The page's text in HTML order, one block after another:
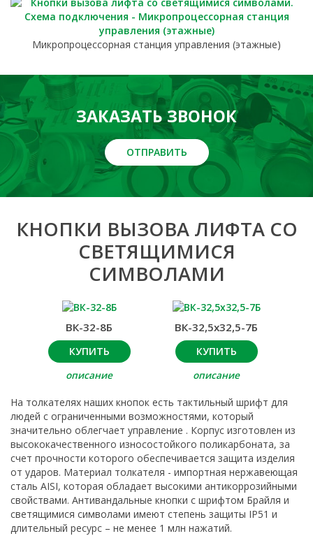
Микропроцессорная станция управления (этажные)
ЗАКАЗАТЬ ЗВОНОК
ОТПРАВИТЬ
КНОПКИ ВЫЗОВА ЛИФТА СО
СВЕТЯЩИМИСЯ
СИМВОЛАМИ
ВК-32-8Б
КУПИТЬ
описание
ВК-32,5x32,5-7Б
КУПИТЬ
описание
На толкателях наших кнопок есть тактильный шрифт для
людей с ограниченными возможностями, который
значительно облегчает управление . Корпус изготовлен из
высококачественного износостойкого поликарбоната, за
счет прочности которого обеспечивается защита изделия
от ударов. Материал толкателя - импортная нержавеющая
сталь AISI, которая обладает высокими антикоррозийными
свойствами. Антивандальные кнопки с шрифтом Брайля и
светящимися символами имеют степень защиты IP51 и
длительный ресурс – не менее 1 млн нажатий.